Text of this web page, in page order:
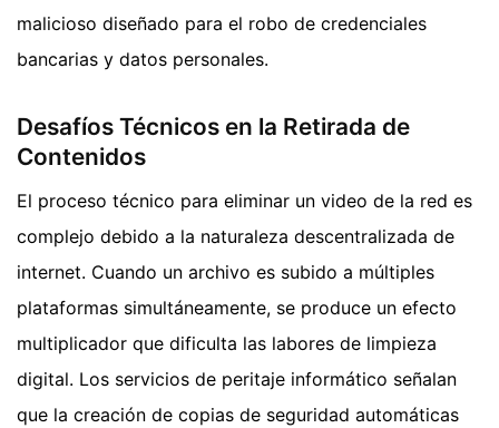
malicioso diseñado para el robo de credenciales
bancarias y datos personales.
Desafíos Técnicos en la Retirada de
Contenidos
El proceso técnico para eliminar un video de la red es
complejo debido a la naturaleza descentralizada de
internet. Cuando un archivo es subido a múltiples
plataformas simultáneamente, se produce un efecto
multiplicador que dificulta las labores de limpieza
digital. Los servicios de peritaje informático señalan
que la creación de copias de seguridad automáticas